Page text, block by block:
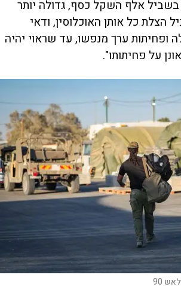
אלף השקל כסף, גדולה יותר
כל אותן האוכלוסין, ודאי
ופחיתות ערך מנפשו, עד שראוי יהיה
על פחיתותו".
90